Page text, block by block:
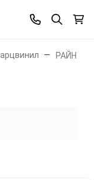
РАЙН ГД/